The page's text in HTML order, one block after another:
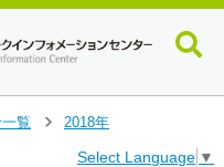
覧
2018年
Select Language ▼